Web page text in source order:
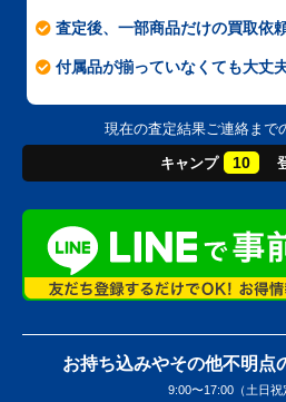
査定後、一部商品だけの買取依
付属品が揃っていなくても大丈
現在の査定結果ご連絡まで
キャンプ 10
お持ち込みやその他不明点
9:00〜17:00（土日祝